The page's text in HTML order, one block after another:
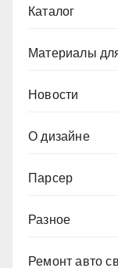
Каталог
Материалы
Новости
О дизайне
Парсер
Разное
Ремонт авто